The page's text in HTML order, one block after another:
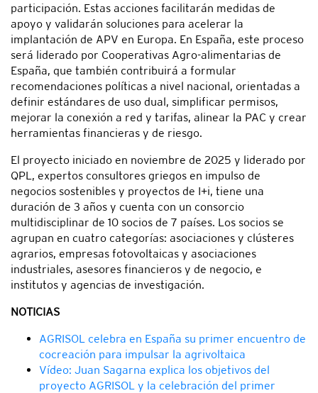
participación. Estas acciones facilitarán medidas de
apoyo y validarán soluciones para acelerar la
implantación de APV en Europa. En España, este proceso
será liderado por Cooperativas Agro-alimentarias de
España, que también contribuirá a formular
recomendaciones políticas a nivel nacional, orientadas a
definir estándares de uso dual, simplificar permisos,
mejorar la conexión a red y tarifas, alinear la PAC y crear
herramientas financieras y de riesgo.
El proyecto iniciado en noviembre de 2025 y liderado por
QPL, expertos consultores griegos en impulso de
negocios sostenibles y proyectos de I+i, tiene una
duración de 3 años y cuenta con un consorcio
multidisciplinar de 10 socios de 7 países. Los socios se
agrupan en cuatro categorías: asociaciones y clústeres
agrarios, empresas fotovoltaicas y asociaciones
industriales, asesores financieros y de negocio, e
institutos y agencias de investigación.
NOTICIAS
AGRISOL celebra en España su primer encuentro de
cocreación para impulsar la agrivoltaica
Vídeo: Juan Sagarna explica los objetivos del
proyecto AGRISOL y la celebración del primer